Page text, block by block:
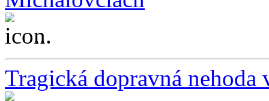
...
Tragická dopravná